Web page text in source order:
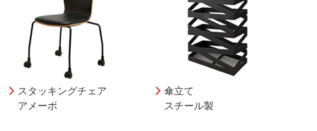
スタッキングチェア
アメーボ
傘立て
スチール製